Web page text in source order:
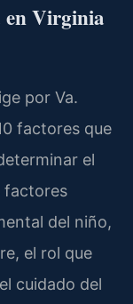
en Virginia
por Va.
factores que
el
factores
del niño,
el rol que
cuidado del